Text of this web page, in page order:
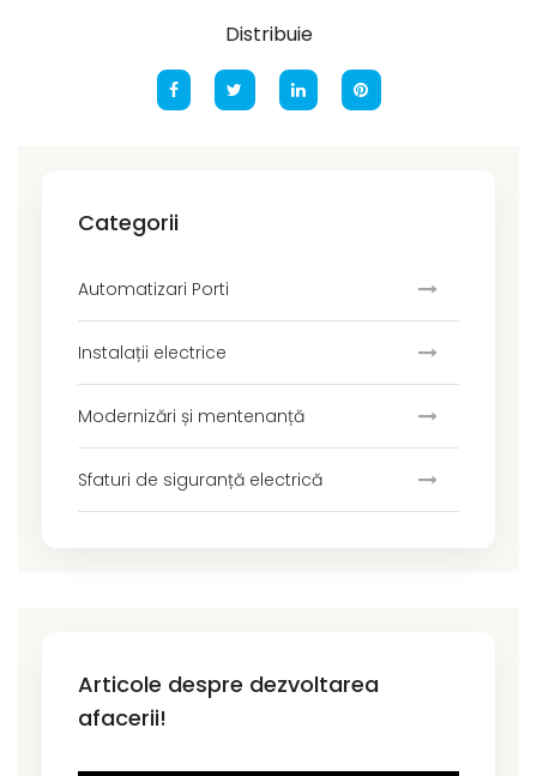
Distribuie
Categorii
Automatizari Porti
Instalații electrice
Modernizări și mentenanță
Sfaturi de siguranță electrică
Articole despre dezvoltarea
afacerii!